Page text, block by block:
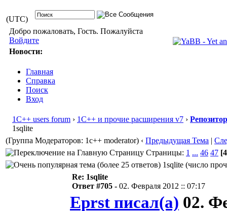
(UTC)
Добро пожаловать, Гость. Пожалуйста
Войдите
Новости:
Главная
Справка
Поиск
Вход
1С++ users forum › 1С++ и прочие расширения v7 ›
1sqlite
(Группа Модераторов: 1c++ moderator) ‹ Предыдущая Тема |
Страницы: 1 ... 46 47
1sqlite (число
Re: 1sqlite
Ответ #705 - 02. Февраля 2012 :: 07:17
Eprst писал(а) 02.